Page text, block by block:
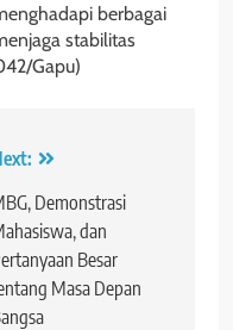
berbagai
stabilitas
Gapu)
Demonstrasi
dan
Besar
Masa Depan